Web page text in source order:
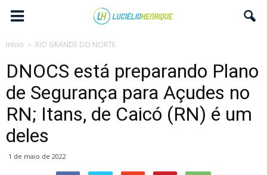
Início RIO GRANDE DO NORTE
DNOCS está preparando Plano
de Segurança para Açudes no
RN; Itans, de Caicó (RN) é um
deles
1 de maio de 2022